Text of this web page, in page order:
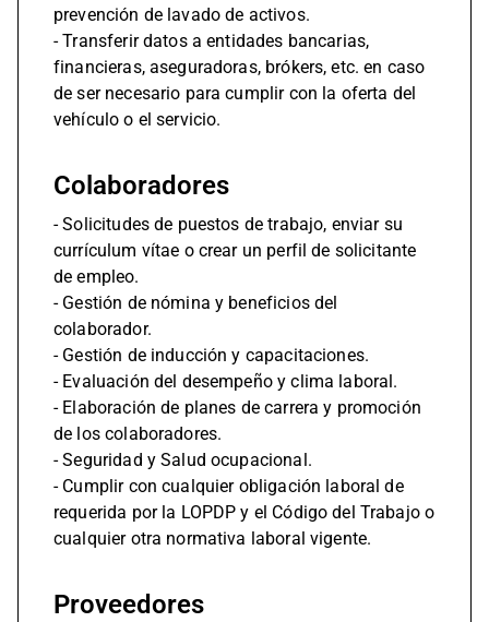
prevención de lavado de activos.
- Transferir datos a entidades bancarias,
financieras, aseguradoras, brókers, etc. en caso
de ser necesario para cumplir con la oferta del
vehículo o el servicio.
Colaboradores
- Solicitudes de puestos de trabajo, enviar su
currículum vítae o crear un perfil de solicitante
de empleo.
- Gestión de nómina y beneficios del
colaborador.
- Gestión de inducción y capacitaciones.
- Evaluación del desempeño y clima laboral.
- Elaboración de planes de carrera y promoción
de los colaboradores.
- Seguridad y Salud ocupacional.
- Cumplir con cualquier obligación laboral de
requerida por la LOPDP y el Código del Trabajo o
cualquier otra normativa laboral vigente.
Proveedores